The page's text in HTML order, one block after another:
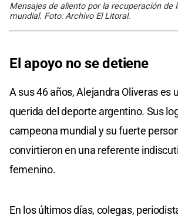
Mensajes de aliento por la recuperación de
mundial. Foto: Archivo El Litoral.
El apoyo no se detiene
A sus 46 años, Alejandra Oliveras es
querida del deporte argentino. Sus
campeona mundial y su fuerte
convirtieron en una referente
femenino.
En los últimos días, colegas,